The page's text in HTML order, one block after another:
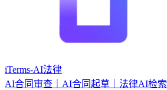
iTerms-AI法律
AI合同审查｜AI合同起草｜法律AI检索